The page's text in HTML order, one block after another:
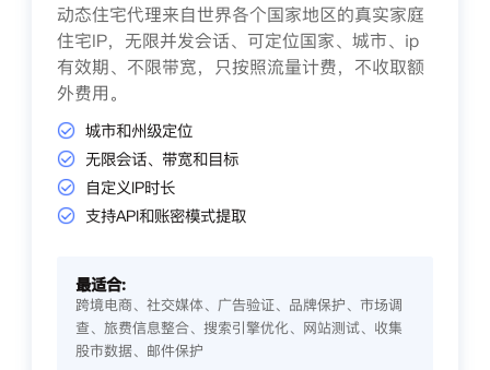
动态住宅代理来自世界各个国家地区的真实家庭
住宅IP，无限并发会话、可定位国家、城市、ip
有效期、不限带宽，只按照流量计费，不收取额
外费用。
城市和州级定位
无限会话、带宽和目标
自定义IP时长
支持API和账密模式提取
最适合:
跨境电商、社交媒体、广告验证、品牌保护、市场调
查、旅费信息整合、搜索引擎优化、网站测试、收集
股市数据、邮件保护